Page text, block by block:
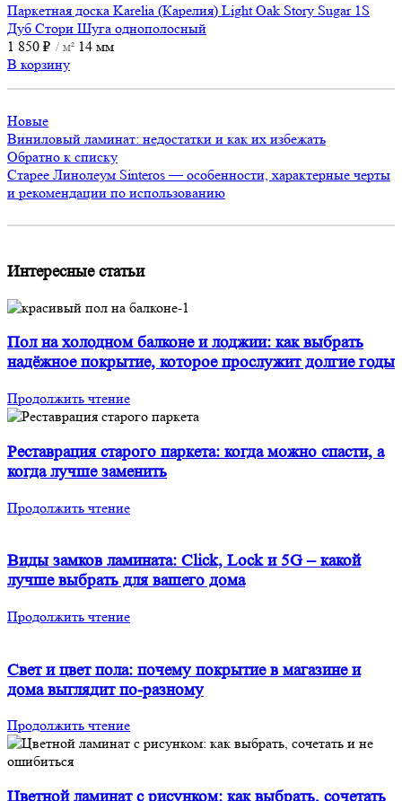
Паркетная доска Karelia (Карелия) Light Oak Story Sugar 1S
Дуб Стори Шуга однополосный
1 850 ₽ / м² 14 мм
В корзину
Новые
Виниловый ламинат: недостатки и как их избежать
Обратно к списку
Старее Линолеум Sinteros — особенности, характерные черты
и рекомендации по использованию
Интересные статьи
Пол на холодном балконе и лоджии: как выбрать
надёжное покрытие, которое прослужит долгие годы
Продолжить чтение
Реставрация старого паркета: когда можно спасти, а
когда лучше заменить
Продолжить чтение
Виды замков ламината: Click, Lock и 5G – какой
лучше выбрать для вашего дома
Продолжить чтение
Свет и цвет пола: почему покрытие в магазине и
дома выглядит по-разному
Продолжить чтение
Цветной ламинат с рисунком: как выбрать, сочетать